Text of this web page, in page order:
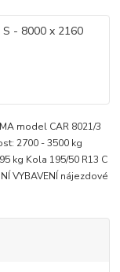
model CAR 8021/3
2700 - 3500 kg
kg Kola 195/50 R13 C
VYBAVENÍ nájezdové